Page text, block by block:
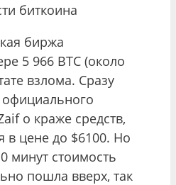
биткоина
биржа
5 966 BTC (около
взлома. Сразу
о краже средств,
в цене до $6100. Но
минут стоимость
пошла вверх, так